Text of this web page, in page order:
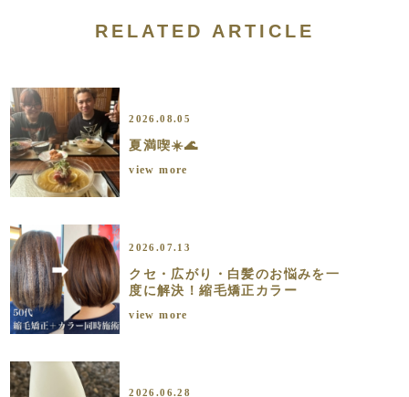
RELATED ARTICLE
2026.08.05
夏満喫☀️🌊
view more
2026.07.13
クセ・広がり・白髪のお悩みを一
度に解決！縮毛矯正カラー
view more
2026.06.28